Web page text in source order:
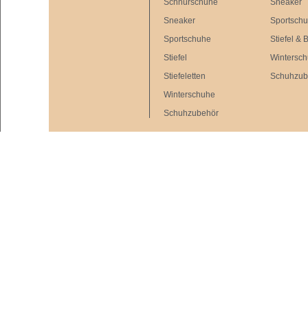
Schnürschuhe
Sneaker
Sportschuhe
Stiefel
Stiefeletten
Winterschuhe
Schuhzubehör
Sneaker
Stiefel &